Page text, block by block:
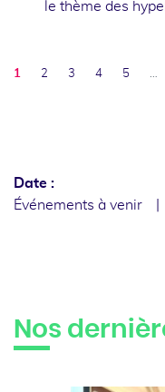
le thème des
1 2 3 4 5
Date :
Événements à venir
Nos